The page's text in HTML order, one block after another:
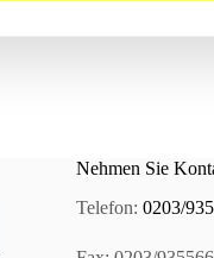
Nehmen Sie
Telefon: 0203/